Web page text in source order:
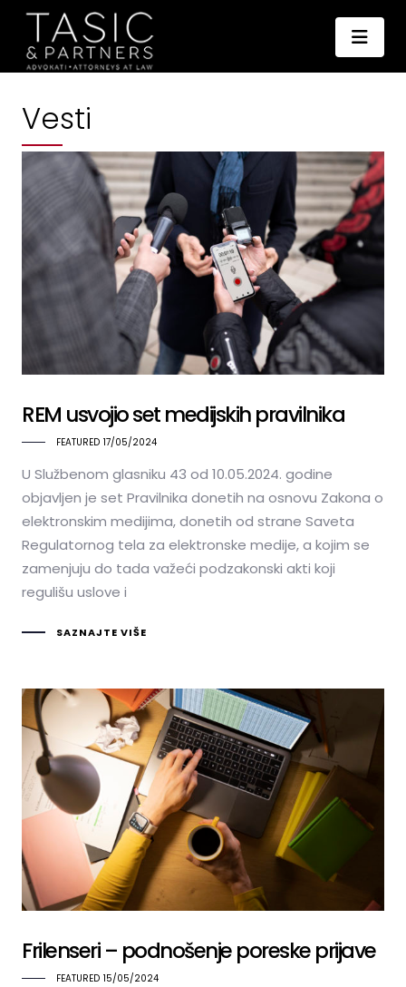
Vesti
REM usvojio set medijskih pravilnika
FEATURED 17/05/2024
U Službenom glasniku 43 od 10.05.2024. godine
objavljen je set Pravilnika donetih na osnovu Zakona o
elektronskim medijima, donetih od strane Saveta
Regulatornog tela za elektronske medije, a kojim se
zamenjuju do tada važeći podzakonski akti koji
regulišu uslove i
SAZNAJTE VIŠE
Frilenseri – podnošenje poreske prijave
FEATURED 15/05/2024